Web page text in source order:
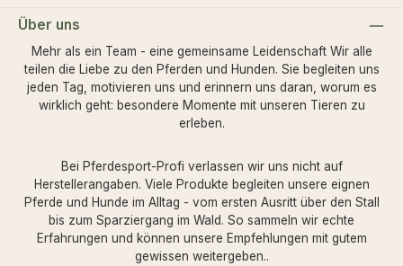
Über uns
Mehr als ein Team - eine gemeinsame Leidenschaft Wir alle
teilen die Liebe zu den Pferden und Hunden. Sie begleiten uns
jeden Tag, motivieren uns und erinnern uns daran, worum es
wirklich geht: besondere Momente mit unseren Tieren zu
erleben.
Bei Pferdesport-Profi verlassen wir uns nicht auf
Herstellerangaben. Viele Produkte begleiten unsere eignen
Pferde und Hunde im Alltag - vom ersten Ausritt über den Stall
bis zum Sparziergang im Wald. So sammeln wir echte
Erfahrungen und können unsere Empfehlungen mit gutem
gewissen weitergeben..